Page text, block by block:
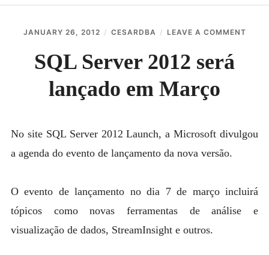
ORACLE DATABASE
LINUX
ORACLE OCI
POSTGRESQL
MICROSOFT
PORTUGUESE
JANUARY 26, 2012 CESARDBA LEAVE A COMMENTON
SQL Server 2012 será
lançado em Março
No site SQL Server 2012 Launch, a Microsoft divulgou
a agenda do evento de lançamento da nova versão.
O evento de lançamento no dia 7 de março incluirá
tópicos como novas ferramentas de análise e
visualização de dados, StreamInsight e outros.